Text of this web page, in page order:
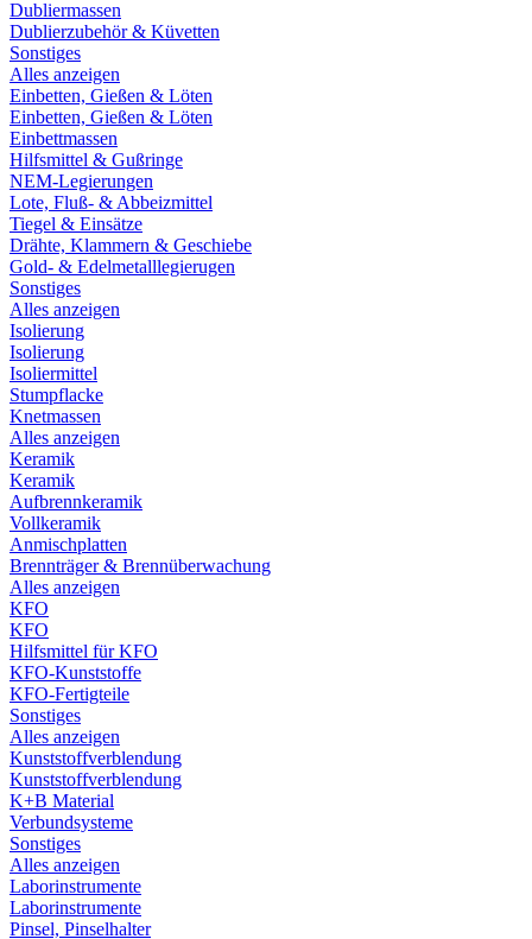
Dubliermassen
Dublierzubehör & Küvetten
Sonstiges
Alles anzeigen
Einbetten, Gießen & Löten
Einbetten, Gießen & Löten
Einbettmassen
Hilfsmittel & Gußringe
NEM-Legierungen
Lote, Fluß- & Abbeizmittel
Tiegel & Einsätze
Drähte, Klammern & Geschiebe
Gold- & Edelmetalllegierugen
Sonstiges
Alles anzeigen
Isolierung
Isolierung
Isoliermittel
Stumpflacke
Knetmassen
Alles anzeigen
Keramik
Keramik
Aufbrennkeramik
Vollkeramik
Anmischplatten
Brennträger & Brennüberwachung
Alles anzeigen
KFO
KFO
Hilfsmittel für KFO
KFO-Kunststoffe
KFO-Fertigteile
Sonstiges
Alles anzeigen
Kunststoffverblendung
Kunststoffverblendung
K+B Material
Verbundsysteme
Sonstiges
Alles anzeigen
Laborinstrumente
Laborinstrumente
Pinsel, Pinselhalter